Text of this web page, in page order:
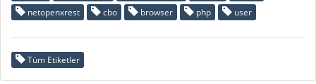
netopenxrest
cbo browser php user
Tüm Etiketler